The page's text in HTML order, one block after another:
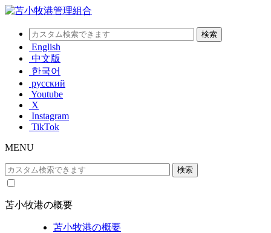
English
中文版
한국어
русский
Youtube
X
Instagram
TikTok
MENU
苫小牧港の概要
苫小牧港の概要